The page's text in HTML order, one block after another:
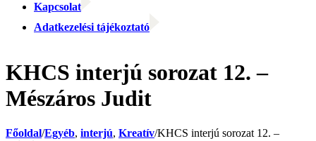
Kapcsolat
Adatkezelési tájékoztató
KHCS interjú sorozat 12. –
Mészáros Judit
Főoldal/Egyéb, interjú, Kreatív/KHCS interjú sorozat 12. –